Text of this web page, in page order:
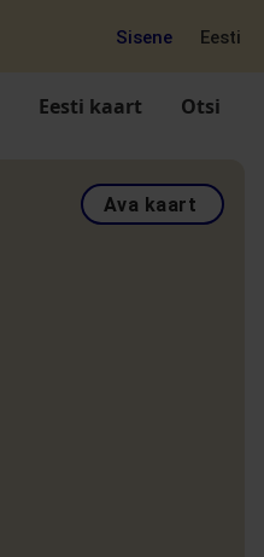
Sisene Eesti
Eesti kaart Otsi
Ava kaart